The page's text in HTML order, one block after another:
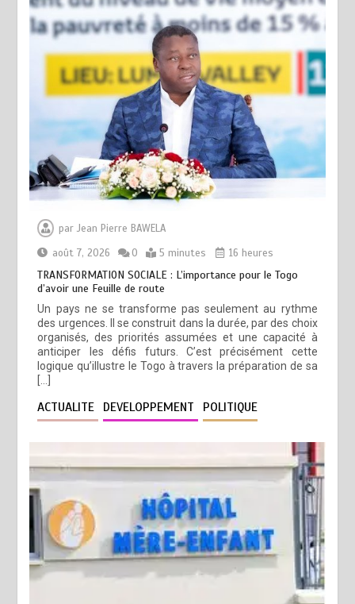
parJean Pierre BAWELA
août 7, 2026
0 5 minutes 16 heures
TRANSFORMATION SOCIALE : L’importance pour le Togo
d’avoir une Feuille de route
Un pays ne se transforme pas seulement au rythme
des urgences. Il se construit dans la durée, par des choix
organisés, des priorités assumées et une capacité à
anticiper les défis futurs. C’est précisément cette
logique qu’illustre le Togo à travers la préparation de sa
[…]
ACTUALITE DEVELOPPEMENT POLITIQUE